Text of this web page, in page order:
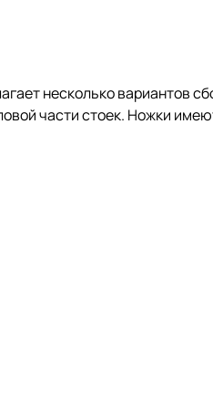
несколько вариантов
части стоек. Ножки